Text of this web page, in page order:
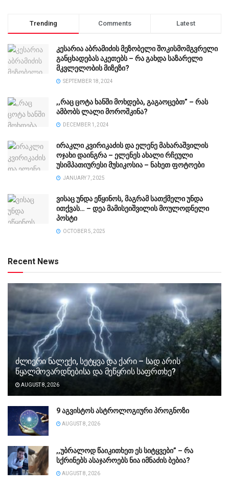
Trending Comments Latest
კესარია აბრამიძის მეზობელი შოკისმომგვრელი
განცხადებას აკეთებს – რა გახდა საზარელი
მკვლელობის მიზეზი?
SEPTEMBER 18, 2024
,,რაც ცოტა ხანში მოხდება, გაგაოცებთ” – რას
ამბობს ლალი მოროშკინა?
DECEMBER 1, 2024
ირაკლი კვირიკაძის და ელენე მახარაშვილის
ოჯახი დაინგრა – ელენეს ახალი რჩეული
უსიმპათიურესი მუსიკოსია – ნახეთ ფოტოები
JANUARY 7, 2025
ვისაც უნდა ეწყინოს, მაგრამ სათქმელი უნდა
ითქვას… – დეა მამისეიშვილის მოულოდნელი
პოსტი
OCTOBER 5, 2025
Recent News
ძლიერი ნალექი, სეტყვა და ქარი – სად არის
წყალმოვარდნებისა და მეწყრის საფრთხე?
AUGUST 8, 2026
9 აგვისტოს ასტროლოგიური პროგნოზი
AUGUST 8, 2026
,,უბ­რა­ლოდ წა­ი­კი­თხეთ ეს სი­ტყვე­ბი” – რა
სქრინებს ასაჯაროებს ნია იმნაძის ბებია?
AUGUST 8, 2026